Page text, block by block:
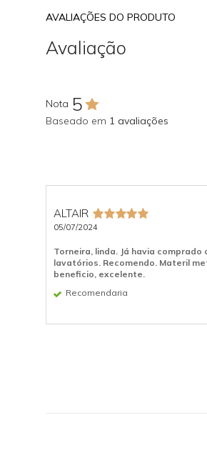
AVALIAÇÕES DO PRODUTO
Avaliação
Nota 5
Baseado em 1 avaliações
ALTAIR
05/07/2024
Torneira, linda. Já havia
lavatórios. Recomendo. Materil
beneficio, excelente.
Recomendaria